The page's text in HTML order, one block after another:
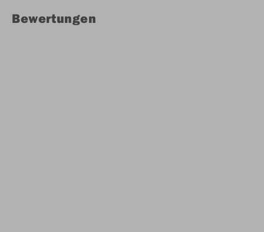
Bewertungen